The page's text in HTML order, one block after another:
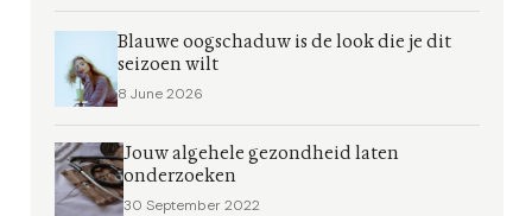
Blauwe oogschaduw is de look die je dit
seizoen wilt
8 June 2026
Jouw algehele gezondheid laten
onderzoeken
30 September 2022